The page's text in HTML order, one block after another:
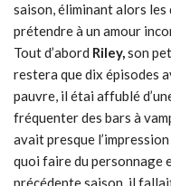
saison, éliminant alors
prétendre à un amour
Tout d’abord Riley,son
restera que dix épisodes
pauvre, il étai affublé
fréquenter des bars à
avait presque
quoi faire du personnage
précédente saison, il